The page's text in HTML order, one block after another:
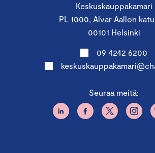
Keskuskauppakamari
PL 1000, Alvar Aallon
00101 Helsinki
09 4242 6200
Seuraa meitä: